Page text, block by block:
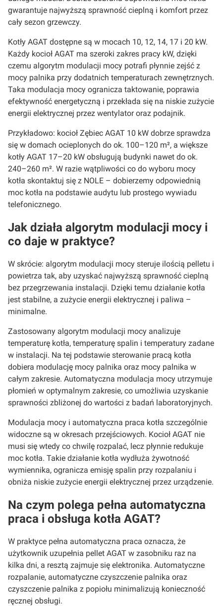
gwarantuje najwyższą sprawność cieplną i komfort przez
cały sezon grzewczy.
Kotły AGAT dostępne są w mocach 10, 12, 14, 17 i 20 kW.
Każdy kocioł AGAT ma szeroki zakres pracy kW, dzięki
czemu algorytm modulacji mocy potrafi płynnie zejść z
mocy palnika przy dodatnich temperaturach zewnętrznych.
Taka modulacja mocy ogranicza taktowanie, poprawia
efektywność energetyczną i przekłada się na niskie zużycie
energii elektrycznej przez wentylator oraz podajnik.
Przykładowo: kocioł Zębiec AGAT 10 kW dobrze sprawdza
się w domach ocieplonych do ok. 100–120 m², a większe
kotły AGAT 17–20 kW obsługują budynki nawet do ok.
240–260 m². W razie wątpliwości co do wyboru mocy
kotła skontaktuj się z NOLE – dobierzemy odpowiednią
moc kotła na podstawie audytu lub prostego wywiadu
telefonicznego.
Jak działa algorytm modulacji mocy i
co daje w praktyce?
W skrócie: algorytm modulacji mocy steruje ilością pelletu i
powietrza tak, aby uzyskać najwyższą sprawność cieplną
bez przegrzewania instalacji. Dzięki temu działanie kotła
jest stabilne, a zużycie energii elektrycznej i paliwa –
minimalne.
Zastosowany algorytm modulacji mocy analizuje
temperaturę kotła, temperaturę spalin i temperatury zadane
w instalacji. Na tej podstawie sterowanie pracą kotła
dobiera modulację mocy palnika oraz mocy palnika w
całym zakresie. Automatyczna modulacja mocy utrzymuje
płomień w optymalnym zakresie, co umożliwia uzyskanie
sprawności zbliżonej do wartości z badań laboratoryjnych.
Modulacja mocy i automatyczna praca kotła szczególnie
widoczne są w okresach przejściowych. Kocioł AGAT nie
musi się wtedy co chwilę rozpalać, lecz płynnie redukuje
moc kotła. Takie działanie kotła wydłuża żywotność
wymiennika, ogranicza emisję spalin przy rozpalaniu i
obniża niskie zużycie energii elektrycznej przez urządzenie.
Na czym polega pełna automatyczna
praca i obsługa kotła AGAT?
W praktyce pełna automatyczna praca oznacza, że
użytkownik uzupełnia pellet AGAT w zasobniku raz na
kilka dni, a resztą zajmuje się elektronika. Automatyczne
rozpalanie, automatyczne czyszczenie palnika oraz
czyszczenie palnika z popiołu minimalizują konieczność
ręcznej obsługi.